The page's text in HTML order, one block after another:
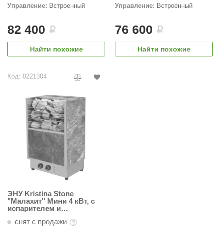
Управление: Встроенный
82 400 i
Найти похожие
Управление: Встроенный
76 600 i
Найти похожие
Код: 0221304
ЭНУ Kristina Stone
"Малахит" Мини 4 кВт, с
испарителем и
снят с продажи